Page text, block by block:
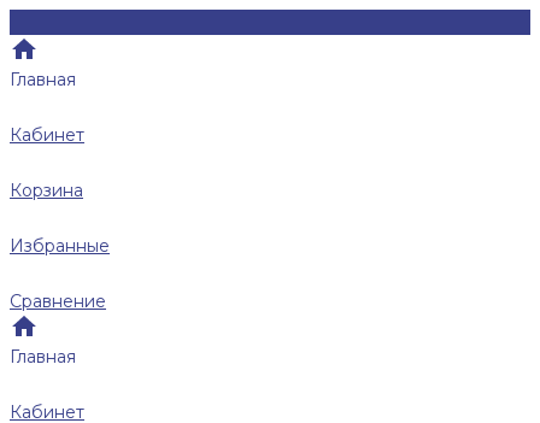
Главная
Кабинет
Корзина
Избранные
Сравнение
Главная
Кабинет